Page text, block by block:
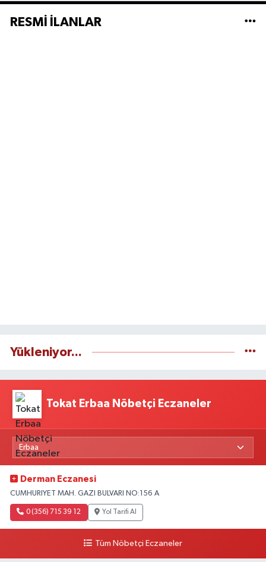
RESMİ İLANLAR
Yükleniyor...
Tokat Erbaa Nöbetçi Eczaneler
Derman Eczanesi
CUMHURIYET MAH. GAZI BULVARI NO:156 A
0 (356) 715 39 12 Yol Tarifi Al
Tüm Nöbetçi Eczaneler